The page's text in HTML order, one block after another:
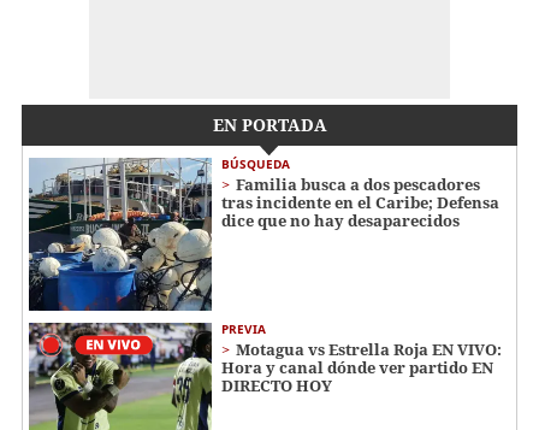
EN PORTADA
BÚSQUEDA
Familia busca a dos pescadores
tras incidente en el Caribe; Defensa
dice que no hay desaparecidos
PREVIA
Motagua vs Estrella Roja EN VIVO:
Hora y canal dónde ver partido EN
DIRECTO HOY